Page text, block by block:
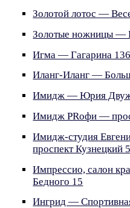
Золотой лотос —
Золотые ножницы —
Игма — Гагарина 136
Иланг-Иланг —
Имидж — Юрия
Имидж PRoфи —
Имидж-студия
проспект Кузнецкий
Импрессио, салон
Бедного 15
Ингрид —